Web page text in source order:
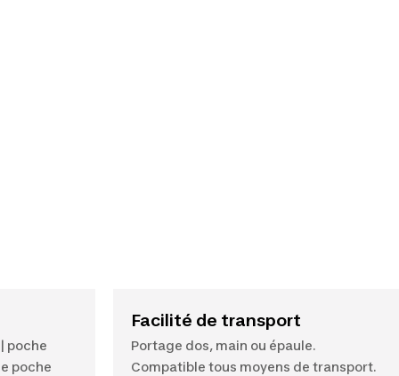
poche
poche
Facilité de transport
Portage dos, main ou épaule.
Compatible tous moyens de transport.